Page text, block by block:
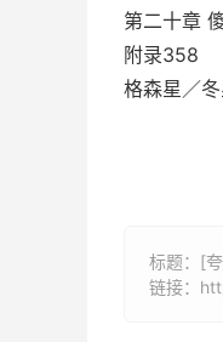
第二十章
附录358
格森星／
标题：[
链接：